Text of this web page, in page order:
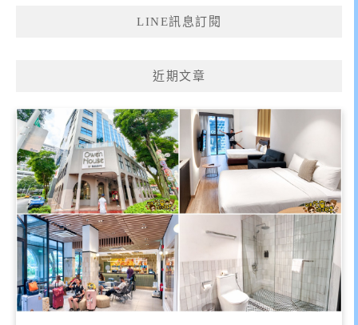
LINE訊息訂閱
近期文章